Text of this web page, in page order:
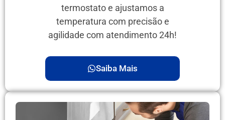
termostato e ajustamos a
temperatura com precisão e
agilidade com atendimento 24h!
Saiba Mais